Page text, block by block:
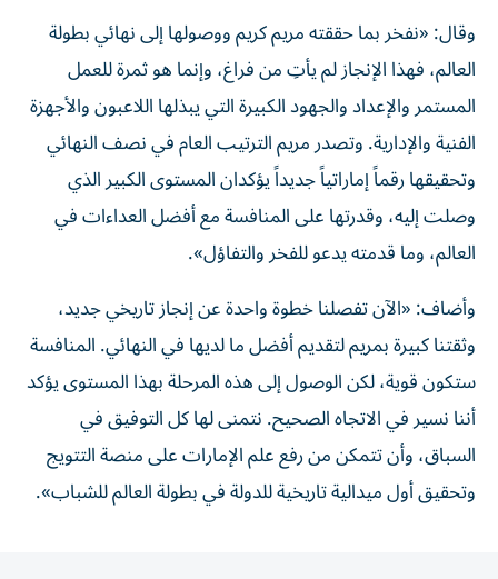
وقال: «نفخر بما حققته مريم كريم ووصولها إلى نهائي بطولة
العالم، فهذا الإنجاز لم يأتِ من فراغ، وإنما هو ثمرة للعمل
المستمر والإعداد والجهود الكبيرة التي يبذلها اللاعبون والأجهزة
الفنية والإدارية. وتصدر مريم الترتيب العام في نصف النهائي
وتحقيقها رقماً إماراتياً جديداً يؤكدان المستوى الكبير الذي
وصلت إليه، وقدرتها على المنافسة مع أفضل العداءات في
العالم، وما قدمته يدعو للفخر والتفاؤل».
وأضاف: «الآن تفصلنا خطوة واحدة عن إنجاز تاريخي جديد،
وثقتنا كبيرة بمريم لتقديم أفضل ما لديها في النهائي. المنافسة
ستكون قوية، لكن الوصول إلى هذه المرحلة بهذا المستوى يؤكد
أننا نسير في الاتجاه الصحيح. نتمنى لها كل التوفيق في
السباق، وأن تتمكن من رفع علم الإمارات على منصة التتويج
وتحقيق أول ميدالية تاريخية للدولة في بطولة العالم للشباب».